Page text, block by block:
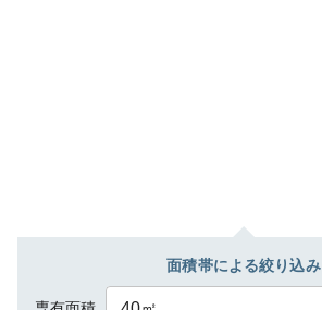
面積帯による絞り込み